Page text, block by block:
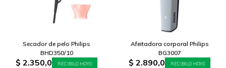
Secador de pelo Philips
BHD350/10
$ 2.350,0 RECIBILO HOY
Afeitadora corporal Philips
BG3007
$ 2.890,0 RECIBILO HOY